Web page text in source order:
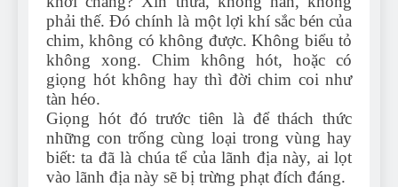
phải thế. Đó chính là một lợi khí sắc bén của
chim, không có không được. Không biểu tỏ
không xong. Chim không hót, hoặc có
giọng hót không hay thì đời chim coi như
tàn héo.
Giọng hót đó trước tiên là để thách thức
những con trống cùng loại trong vùng hay
biết: ta đã là chúa tể của lãnh địa này, ai lọt
vào lãnh địa này sẽ bị trừng phạt đích đáng.